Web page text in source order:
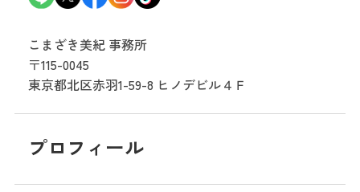
こまざき美紀 事務所
〒115-0045
東京都北区赤羽1-59-8 ヒノデビル４Ｆ
プロフィール